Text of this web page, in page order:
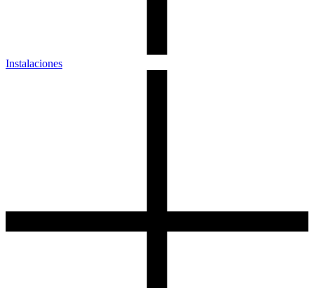
Instalaciones